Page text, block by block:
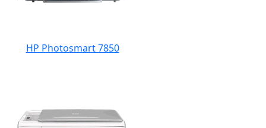
HP Photosmart 7850